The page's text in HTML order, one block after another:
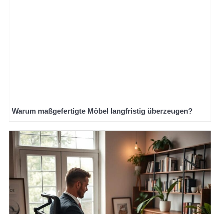
Warum maßgefertigte Möbel langfristig überzeugen?